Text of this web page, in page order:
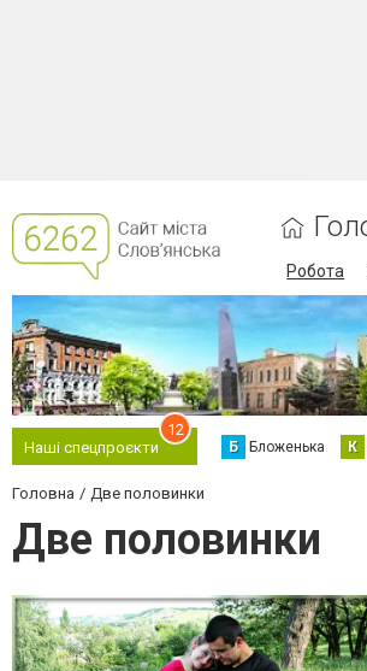
Робота
Наші спецпроєкти
12
Б Бложенька К
Головна Две половинки
Две половинки